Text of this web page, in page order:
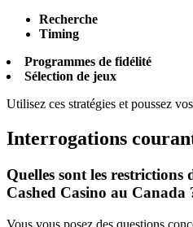
Recherche
Timing
Programmes de fidélité
Sélection de jeux
Utilisez ces stratégies et poussez
Interrogations
Quelles sont les restrictions
Cashed Casino au Canada
Vous vous posez des questions